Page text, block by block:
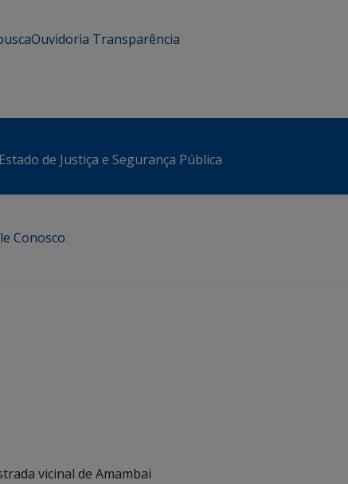
Ouvidoria Transparência
de Justiça e Segurança Pública
Conosco
vicinal de Amambai